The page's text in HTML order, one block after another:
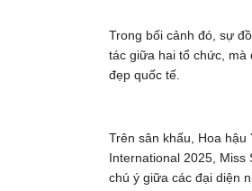
Trong bối cảnh đó, sự
tác giữa hai tổ chức, mà
đẹp quốc tế.
Trên sân khấu, Hoa
International 2025, Miss
chú ý giữa các đại diện